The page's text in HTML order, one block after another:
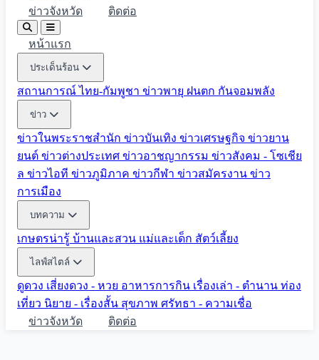
ข่าวจังหวัด
ติดต่อ
หน้าแรก
ประเด็นร้อน
สถานการณ์ ไทย-กัมพูชา ข่าวพายุ ฝนตก กันจอมพลัง
ข่าว
ข่าวในพระราชสำนัก ข่าวบันเทิง ข่าวเศรษฐกิจ ข่าวยาน
ยนต์ ข่าวต่างประเทศ ข่าวอาชญากรรม ข่าวสังคม - โซเชีย
ล ข่าวไอที ข่าวภูมิภาค ข่าวกีฬา ข่าวสมัครงาน ข่าว
การเมือง
บทความ
เกษตรน่ารู้ บ้านและสวน แม่และเด็ก สัตว์เลี้ยง
ไลฟ์สไตล์
ดูดวง เสี่ยงดวง - หวย อาหารการกิน เรื่องเล่า - ตำนาน ท่อง
เที่ยว นิยาย - เรื่องสั้น สุขภาพ ศรัทธา - ความเชื่อ
ข่าวจังหวัด
ติดต่อ